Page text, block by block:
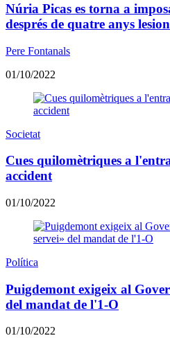
Núria Picas es torna a
després de quatre anys
Pere Fontanals
01/10/2022
Societat
Cues quilomètriques a
accident
01/10/2022
Política
Puigdemont exigeix al
del mandat de l'1-O
01/10/2022